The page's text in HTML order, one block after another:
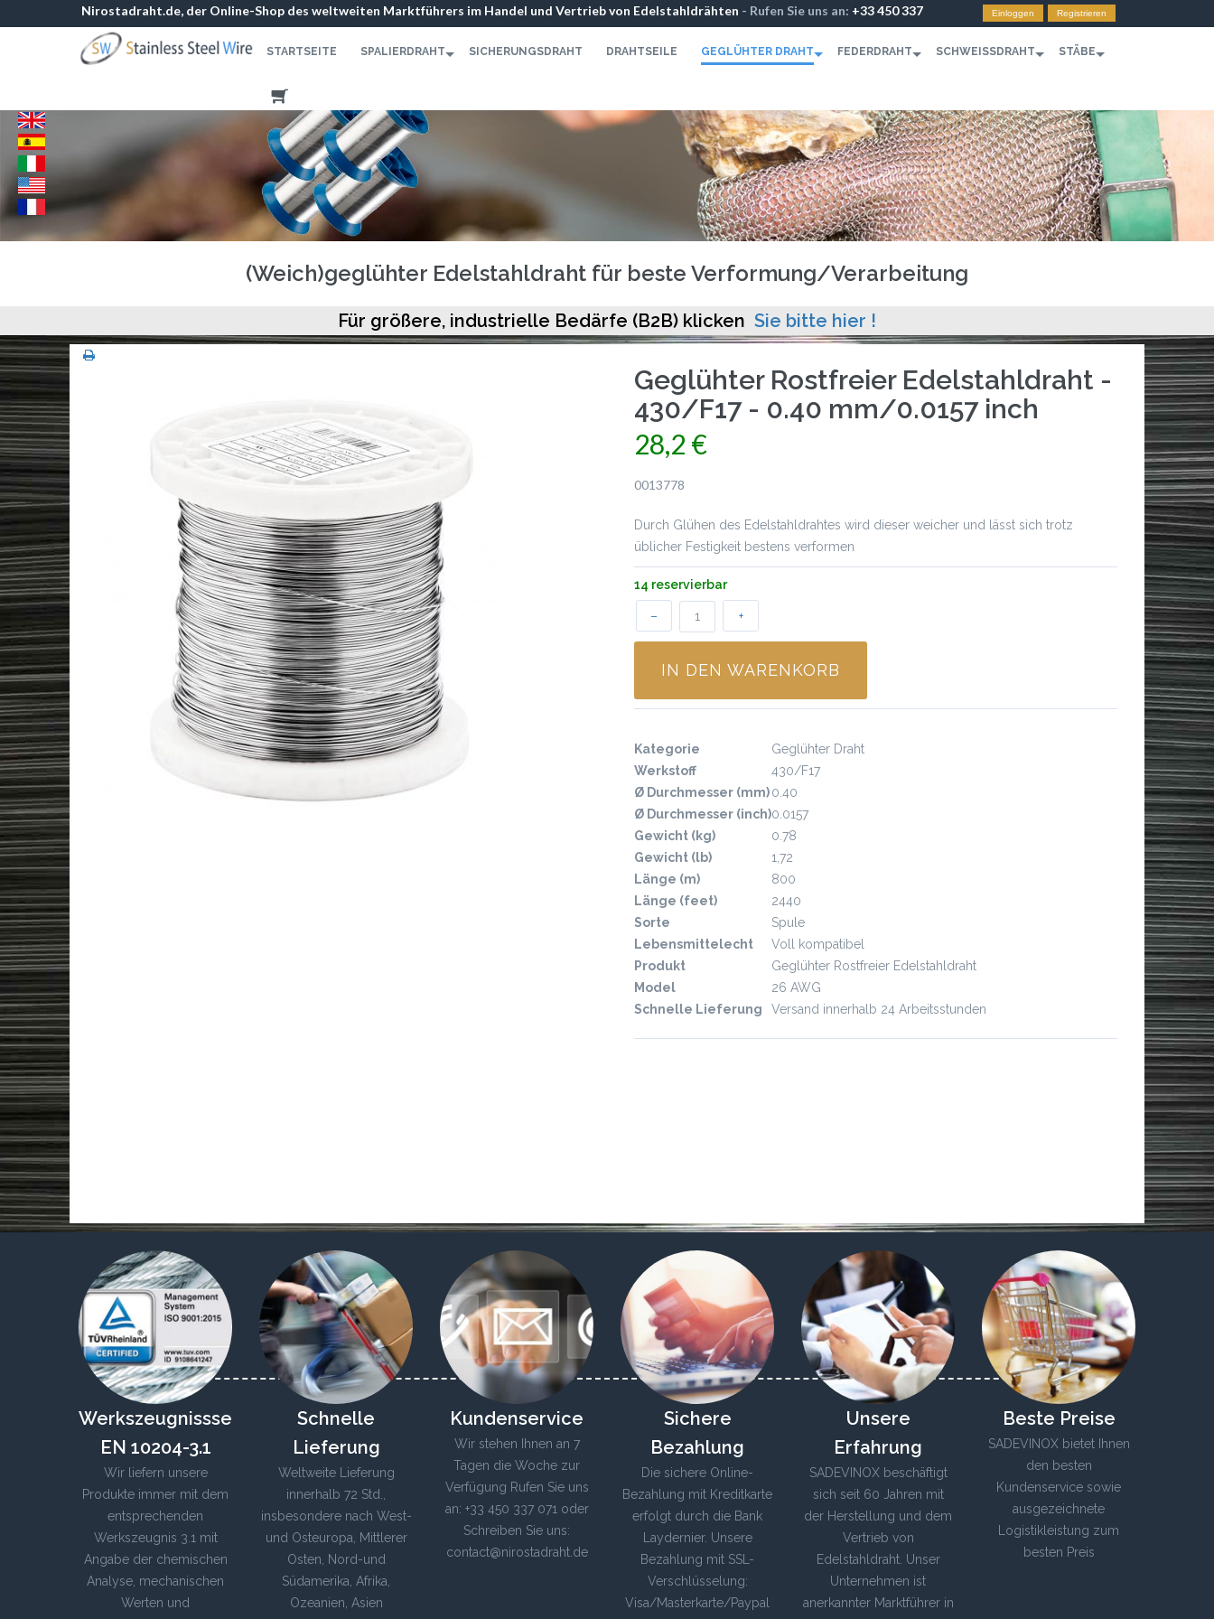
Nirostadraht.de, der Online-Shop des weltweiten Marktführers im Handel und Vertrieb von Edelstahldrähten - Rufen Sie uns an: +33 450 337
071-Kontaktformular
Einloggen Registrieren
STARTSEITE SPALIERDRAHT SICHERUNGSDRAHT DRAHTSEILE GEGLÜHTER DRAHT FEDERDRAHT SCHWEISSDRAHT STÄBE
(Weich)geglühter Edelstahldraht für beste Verformung/Verarbeitung
Für größere, industrielle Bedärfe (B2B) klicken Sie bitte hier !
Geglühter Rostfreier Edelstahldraht -
430/F17 - 0.40 mm/0.0157 inch
28,2 €
0013778
Durch Glühen des Edelstahldrahtes wird dieser weicher und lässt sich trotz
üblicher Festigkeit bestens verformen
14 reservierbar
– +
IN DEN WARENKORB
Kategorie
Geglühter Draht
Werkstoff
430/F17
Ø Durchmesser (mm)0.40
Ø Durchmesser (inch)0.0157
Gewicht (kg)
0.78
Gewicht (lb)
1,72
Länge (m)
800
Länge (feet)
2440
Sorte
Spule
Lebensmittelecht
Voll kompatibel
Produkt
Geglühter Rostfreier Edelstahldraht
Model
26 AWG
Schnelle Lieferung
Versand innerhalb 24 Arbeitsstunden
Werkszeugnissse
EN 10204-3.1
Wir liefern unsere
Produkte immer mit dem
entsprechenden
Werkszeugnis 3.1 mit
Angabe der chemischen
Analyse, mechanischen
Werten und
Schnelle
Lieferung
Weltweite Lieferung
innerhalb 72 Std.,
insbesondere nach West-
und Osteuropa, Mittlerer
Osten, Nord-und
Südamerika, Afrika,
Ozeanien, Asien
Kundenservice
Wir stehen Ihnen an 7
Tagen die Woche zur
Verfügung Rufen Sie uns
an: +33 450 337 071 oder
Schreiben Sie uns:
contact@nirostadraht.de
Sichere
Bezahlung
Die sichere Online-
Bezahlung mit Kreditkarte
erfolgt durch die Bank
Laydernier. Unsere
Bezahlung mit SSL-
Verschlüsselung:
Visa/Masterkarte/Paypal
Unsere
Erfahrung
SADEVINOX beschäftigt
sich seit 60 Jahren mit
der Herstellung und dem
Vertrieb von
Edelstahldraht. Unser
Unternehmen ist
anerkannter Marktführer in
Beste Preise
SADEVINOX bietet Ihnen
den besten
Kundenservice sowie
ausgezeichnete
Logistikleistung zum
besten Preis